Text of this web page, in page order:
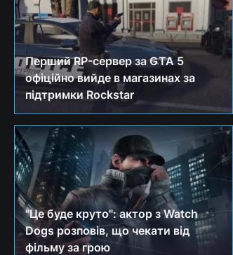
Перший RP-сервер за GTA 5
офіційно вийде в магазинах за
підтримки Rockstar
"Це буде круто": актор з Watch
Dogs розповів, що чекати від
фільму за грою